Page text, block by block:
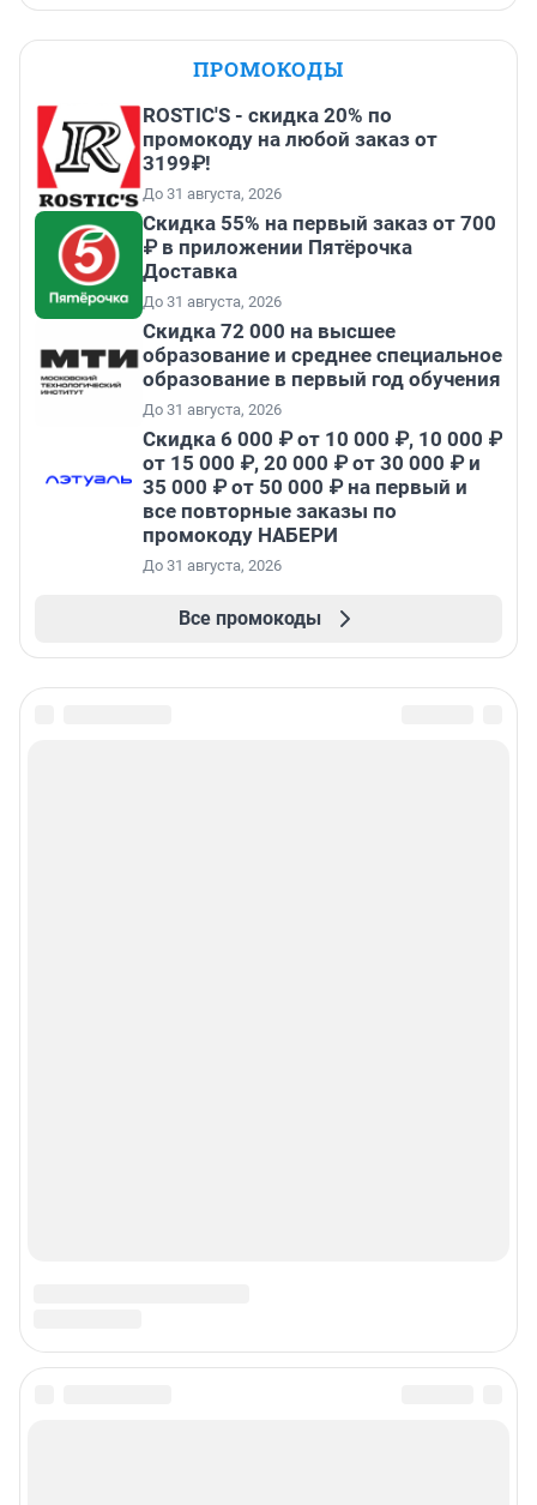
ПРОМОКОДЫ
ROSTIC'S - скидка 20% по
промокоду на любой заказ от
3199₽!
До 31 августа, 2026
Скидка 55% на первый заказ от 700
₽ в приложении Пятёрочка
Доставка
До 31 августа, 2026
Скидка 72 000 на высшее
образование и среднее специальное
образование в первый год обучения
До 31 августа, 2026
Скидка 6 000 ₽ от 10 000 ₽, 10 000 ₽
от 15 000 ₽, 20 000 ₽ от 30 000 ₽ и
35 000 ₽ от 50 000 ₽ на первый и
все повторные заказы по
промокоду НАБЕРИ
До 31 августа, 2026
Все промокоды